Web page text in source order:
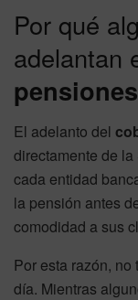
Por qué
adelantan
pensiones
El adelanto del
directamente de
cada entidad
la pensión antes
comodidad a sus
Por esta razón,
día. Mientras